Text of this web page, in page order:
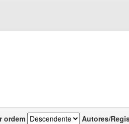
ordem Autores/